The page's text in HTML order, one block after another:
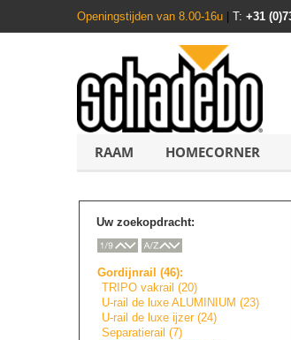
Openingstijden van 8.00-16u T: +31
RAAM HOMECORNER
Uw zoekopdracht:
Gordijnrail (46):
TRIPO vakrail (20)
U-rail de luxe ALUMINIUM (23)
U-rail de luxe ijzer (24)
Separatierail (7)